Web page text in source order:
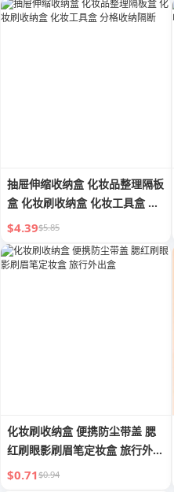
抽屉伸缩收纳盒 化妆品整理隔板
盒 化妆刷收纳盒 化妆工具盒 分
格收纳隔断
$4.39$5.85
化妆刷收纳盒 便携防尘带盖 腮
红刷眼影刷眉笔定妆盒 旅行外出
盒
$0.71$0.94